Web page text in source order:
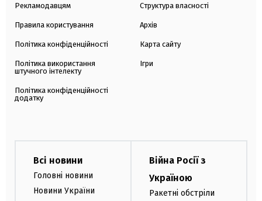
Рекламодавцям
Правила користування
Політика конфіденційності
Політика використання
штучного інтелекту
Політика конфіденційності
додатку
Структура власності
Архів
Карта сайту
Ігри
Всі новини
Головні новини
Новини України
Війна Росії з
Україною
Ракетні обстріли